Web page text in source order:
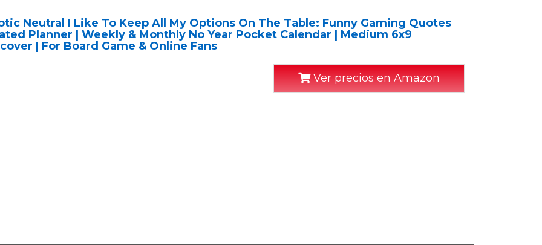
Neutral I Like To Keep All My Options On The Table: Funny Gaming Quotes
Planner | Weekly & Monthly No Year Pocket Calendar | Medium 6x9
| For Board Game & Online Fans
Ver precios en Amazon